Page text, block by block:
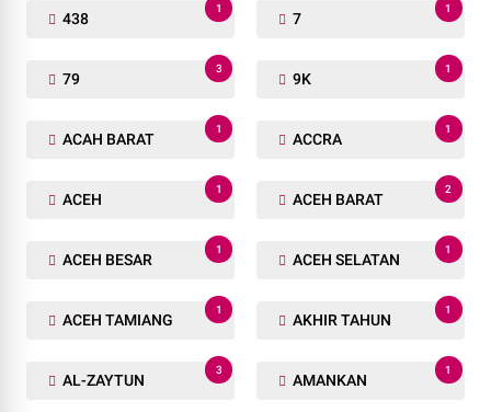
438
1
7
1
79
3
9K
1
ACAH BARAT
1
ACCRA
1
ACEH
1
ACEH BARAT
2
ACEH BESAR
1
ACEH SELATAN
1
ACEH TAMIANG
1
AKHIR TAHUN
1
AL-ZAYTUN
3
AMANKAN
1